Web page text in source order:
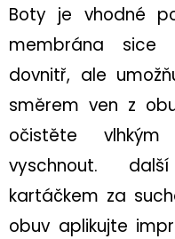
Boty je vhodné
membrána sice
dovnitř, ale
směrem ven z
očistěte
vyschnout.
kartáčkem za
obuv aplikujte